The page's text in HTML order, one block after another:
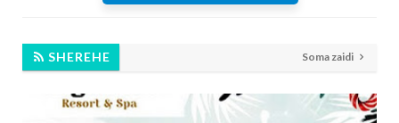
SHEREHE Soma zaidi